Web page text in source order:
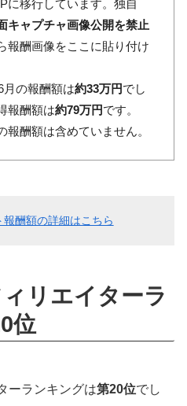
に移行しています。独自
キャプチャ画像公開を禁止
報酬画像をここに貼り付け
月の報酬額は約33万円でし
報酬額は約79万円です。
報酬額は含めていません。
酬額の詳細はこちら
リエイターラ
位
ーランキングは第20位でし